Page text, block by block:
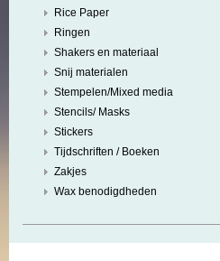
Rice Paper
Ringen
Shakers en materiaal
Snij materialen
Stempelen/Mixed media
Stencils/ Masks
Stickers
Tijdschriften / Boeken
Zakjes
Wax benodigdheden